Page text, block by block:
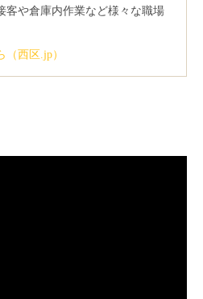
客や倉庫内作業など様々な職場
西区.jp）